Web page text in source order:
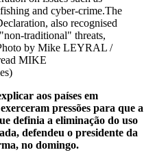
and cyber-crime.The
also recognised
traditional" threats,
by Mike LEYRAL /
MIKE
aos países em
pressões para que a
definia a eliminação do uso
defendeu o presidente da
no domingo.